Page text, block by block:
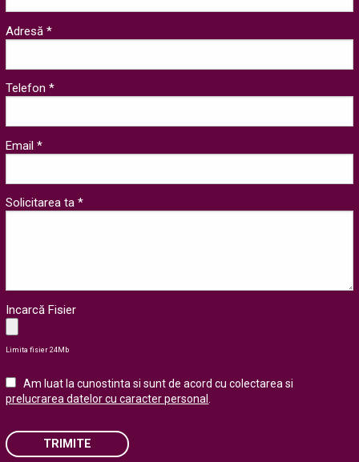
Adresă *
Telefon *
Email *
Solicitarea ta *
Incarcă Fisier
Limita fisier 24Mb
Am luat la cunostinta si sunt de acord cu colectarea si
prelucrarea datelor cu caracter personal
TRIMITE